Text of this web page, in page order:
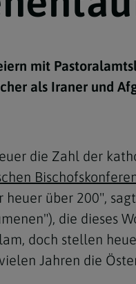
in deiner
mit
als Iraner und
die Zahl der
über 200",
die dieses
doch stellen
Jahren die